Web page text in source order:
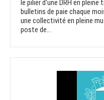
le pilier d'une DRH en
bulletins de paie chaque
une collectivité en pleine
poste de...